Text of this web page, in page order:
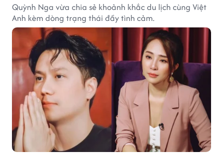
Quỳnh Nga vừa chia sẻ khoảnh khắc du lịch cùng Việt
Anh kèm dòng trạng thái đầy tình cảm.